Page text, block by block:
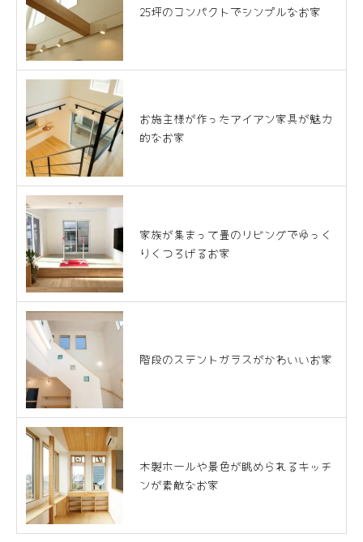
25坪のコンパクトでシンプルなお家
お施主様が作ったアイアン家具が魅力
的なお家
家族が集まって畳のリビングでゆっく
りくつろげるお家
階段のステントガラスがかわいいお家
木製ホールや景色が眺められるキッチ
ンが素敵なお家